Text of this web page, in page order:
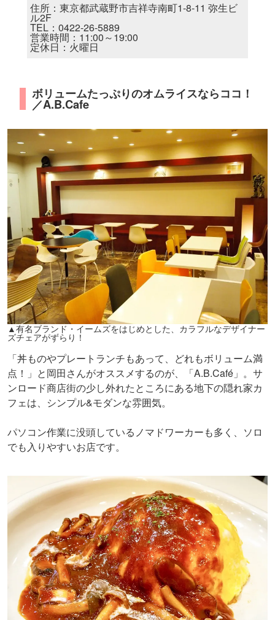
住所：東京都武蔵野市吉祥寺南町1-8-11 弥生ビ
ル2F
TEL：0422-26-5889
営業時間：11:00～19:00
定休日：火曜日
ボリュームたっぷりのオムライスならココ！
／A.B.Cafe
▲有名ブランド・イームズをはじめとした、カラフルなデザイナー
ズチェアがずらり！
「丼ものやプレートランチもあって、どれもボリューム満
点！」と岡田さんがオススメするのが、「A.B.Café」。サ
ンロード商店街の少し外れたところにある地下の隠れ家カ
フェは、シンプル&モダンな雰囲気。
パソコン作業に没頭しているノマドワーカーも多く、ソロ
でも入りやすいお店です。